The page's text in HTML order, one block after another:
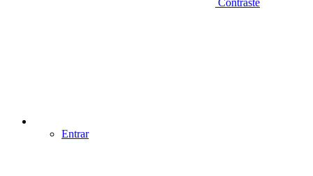
Contraste
Entrar